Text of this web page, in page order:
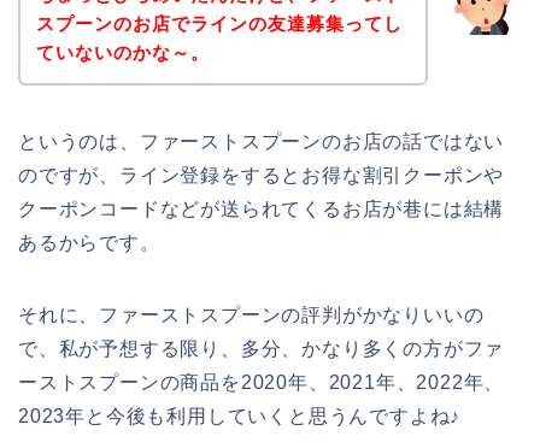
スプーンのお店でラインの友達募集ってし
ていないのかな～。
というのは、ファーストスプーンのお店の話ではない
のですが、ライン登録をするとお得な割引クーポンや
クーポンコードなどが送られてくるお店が巷には結構
あるからです。
それに、ファーストスプーンの評判がかなりいいの
で、私が予想する限り、多分、かなり多くの方がファ
ーストスプーンの商品を2020年、2021年、2022年、
2023年と今後も利用していくと思うんですよね♪